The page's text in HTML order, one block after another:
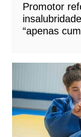
Promotor
“apenas